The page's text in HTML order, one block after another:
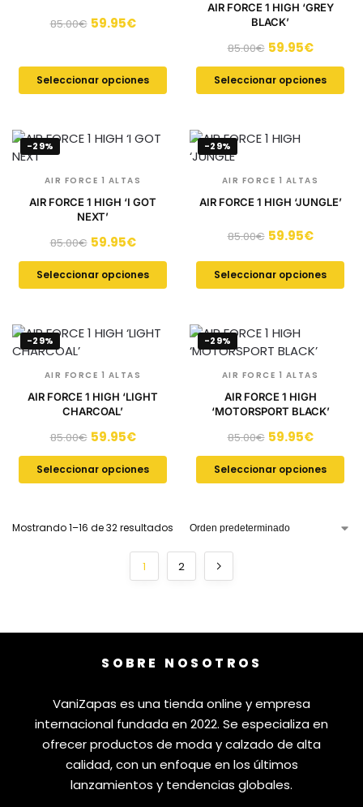
85.00€ 59.95€
Seleccionar opciones
AIR FORCE 1 HIGH ‘GREY
BLACK’
85.00€ 59.95€
Seleccionar opciones
-29%
AIR FORCE 1 ALTAS
AIR FORCE 1 HIGH ‘I GOT
NEXT’
85.00€ 59.95€
Seleccionar opciones
-29%
AIR FORCE 1 ALTAS
AIR FORCE 1 HIGH ‘JUNGLE’
85.00€ 59.95€
Seleccionar opciones
-29%
AIR FORCE 1 ALTAS
AIR FORCE 1 HIGH ‘LIGHT
CHARCOAL’
85.00€ 59.95€
Seleccionar opciones
-29%
AIR FORCE 1 ALTAS
AIR FORCE 1 HIGH
‘MOTORSPORT BLACK’
85.00€ 59.95€
Seleccionar opciones
Mostrando 1–16 de 32 resultados
1 2
SOBRE NOSOTROS
VaniZapas es una tienda online y empresa
internacional fundada en 2022. Se especializa en
ofrecer productos de moda y calzado de alta
calidad, con un enfoque en los últimos
lanzamientos y tendencias globales.